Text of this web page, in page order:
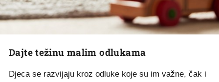
Dajte težinu malim odlukama
Djeca se razvijaju kroz odluke koje su im važne, čak i